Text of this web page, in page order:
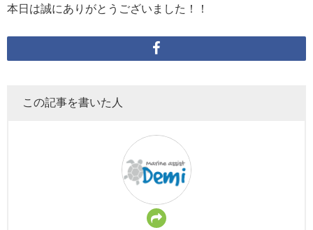
本日は誠にありがとうございました！！
この記事を書いた人